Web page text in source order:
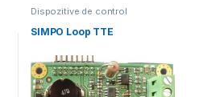
Dispozitive de control
SIMPO Loop TTE